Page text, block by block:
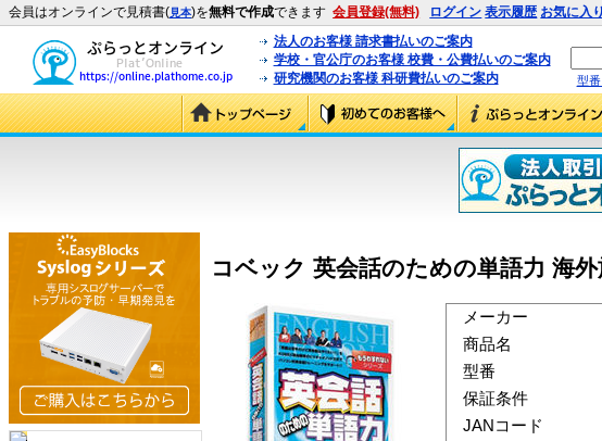
会員はオンラインで見積書(見本)を無料で作成できます 会員登録(無料) ログイン 表示履歴 お気に入
法人のお客様 請求書払いのご案内
学校・官公庁のお客様 校費・公費払いのご案内
研究機関のお客様 科研費払いのご案内
型
コベック 英会話のための単語力 海
メーカー
商品名
型番
保証条件
JANコード